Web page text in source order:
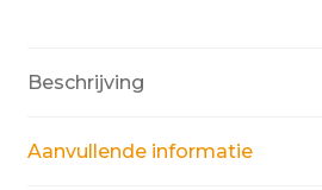
Beschrijving
Aanvullende informatie